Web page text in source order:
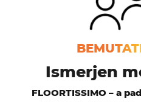
Ismerjen
FLOORTISSIMO – a